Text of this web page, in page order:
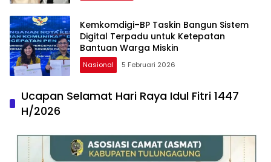
Kemkomdigi–BP Taskin Bangun Sistem
Digital Terpadu untuk Ketepatan
Bantuan Warga Miskin
Nasional 5 Februari 2026
Ucapan Selamat Hari Raya Idul Fitri 1447
H/2026